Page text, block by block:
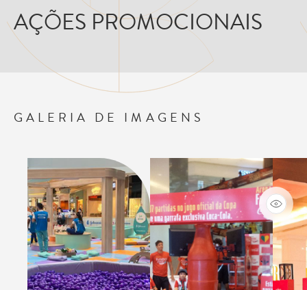
AÇÕES PROMOCIONAIS
GALERIA DE IMAGENS